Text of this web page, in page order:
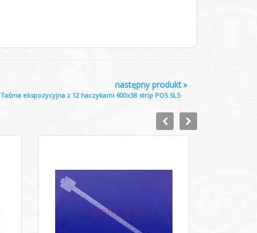
»
następny produkt
Taśma ekspozycyjna z 12 haczykami 600x38 strip POS SL5